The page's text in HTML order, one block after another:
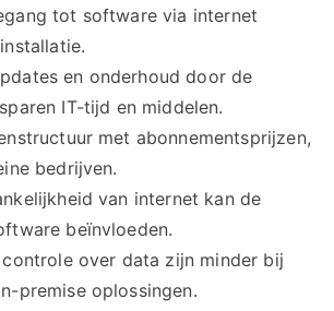
tot software via internet
en onderhoud door de
IT-tijd en middelen.
met abonnementsprijzen,
bedrijven.
van internet kan de
beïnvloeden.
over data zijn minder bij
premise oplossingen.